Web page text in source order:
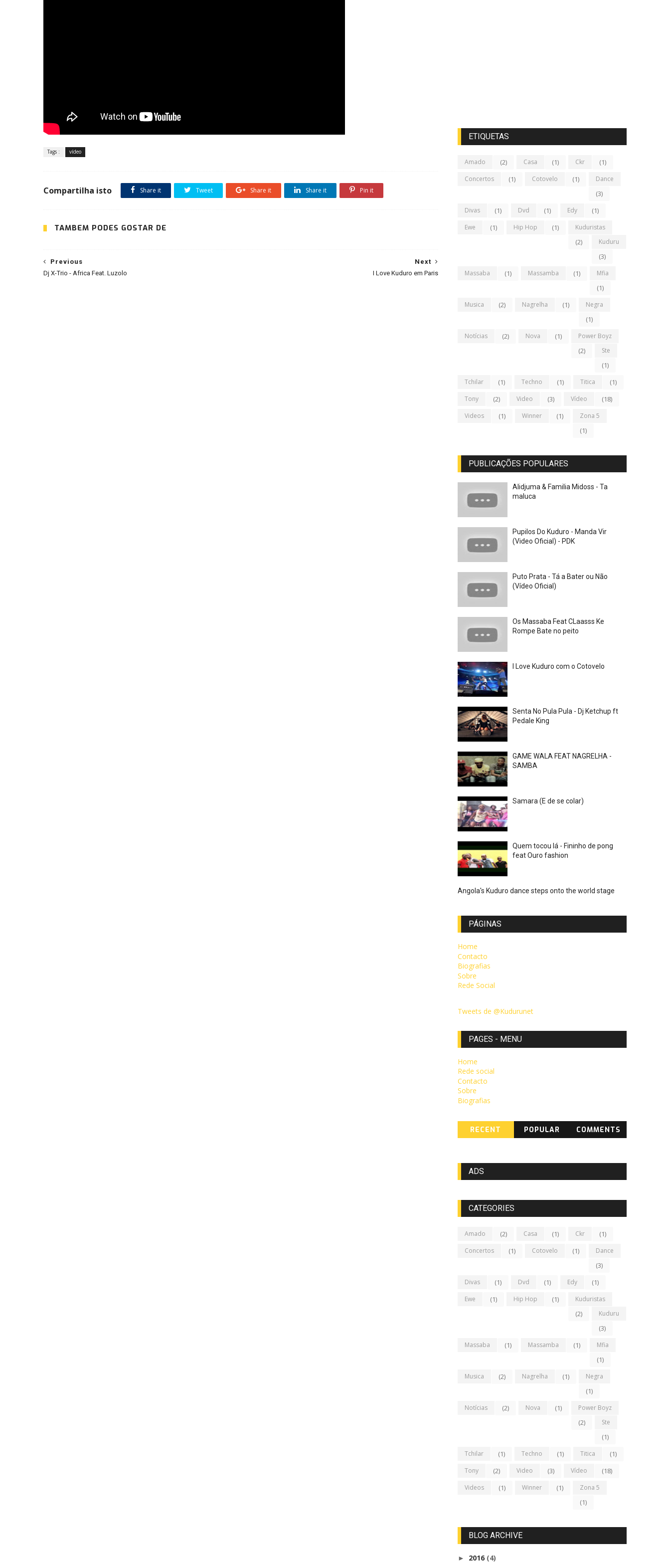
Tags : vídeo
Compartilha isto Share it Tweet Share it Share it Pin it
TAMBÉM PODES GOSTAR DE
Next
I Love Kuduro em Paris
Previous
Dj X-Trio - Africa Feat. Luzolo
ETIQUETAS
Amado (2) Casa (1) Ckr (1)
Concertos (1) Cotovelo (1) Dance
(3)
Divas (1) Dvd (1) Edy (1)
Ewe (1) Hip Hop (1) Kuduristas
(2) Kuduru
(3)
Massaba (1) Massamba (1) Mfia
(1)
Musica (2) Nagrelha (1) Negra
(1)
Notícias (2) Nova (1) Power Boyz
(2) Ste
(1)
Tchilar (1) Techno (1) Titica (1)
Tony (2) Video (3) Vídeo (18)
Videos (1) Winner (1) Zona 5
(1)
PUBLICAÇÕES POPULARES
Alidjuma & Familia Midoss - Ta
maluca
Pupilos Do Kuduro - Manda Vir
(Video Oficial) - PDK
Puto Prata - Tá a Bater ou Não
(Vídeo Oficial)
Os Massaba Feat CLaasss Ke
Rompe Bate no peito
I Love Kuduro com o Cotovelo
Senta No Pula Pula - Dj Ketchup ft
Pedale King
GAME WALA FEAT NAGRELHA -
SAMBA
Samara (E de se colar)
Quem tocou lá - Fininho de pong
feat Ouro fashion
Angola's Kuduro dance steps onto the world stage
PÁGINAS
Home
Contacto
Biografias
Sobre
Rede Social
Tweets de @Kudurunet
PAGES - MENU
Home
Rede social
Contacto
Sobre
Biografias
RECENT POPULAR COMMENTS
ADS
CATEGORIES
Amado (2) Casa (1) Ckr (1)
Concertos (1) Cotovelo (1) Dance
(3)
Divas (1) Dvd (1) Edy (1)
Ewe (1) Hip Hop (1) Kuduristas
(2) Kuduru
(3)
Massaba (1) Massamba (1) Mfia
(1)
Musica (2) Nagrelha (1) Negra
(1)
Notícias (2) Nova (1) Power Boyz
(2) Ste
(1)
Tchilar (1) Techno (1) Titica (1)
Tony (2) Video (3) Vídeo (18)
Videos (1) Winner (1) Zona 5
(1)
BLOG ARCHIVE
► 2016 (4)